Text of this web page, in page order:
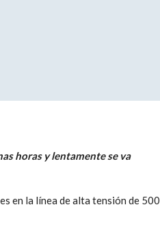
horas y lentamente se va
en la línea de alta tensión de 500